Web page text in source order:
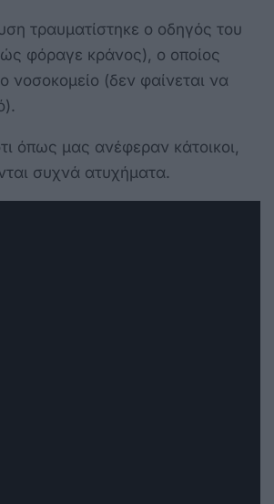
τραυματίστηκε ο οδηγός του
φόραγε κράνος), ο οποίος
νοσοκομείο (δεν φαίνεται να
όπως μας ανέφεραν κάτοικοι,
συχνά ατυχήματα.